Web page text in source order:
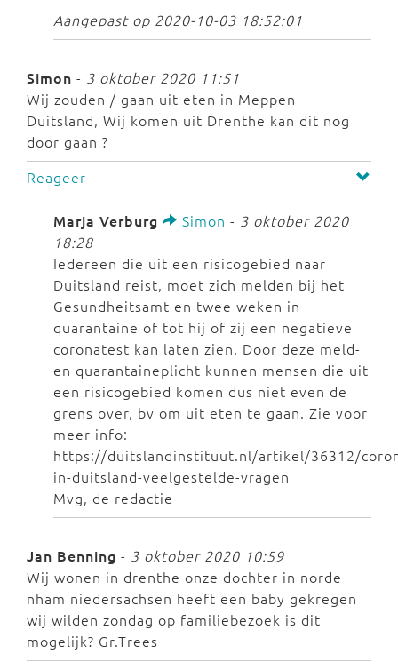
Aangepast op 2020-10-03 18:52:01
Simon - 3 oktober 2020 11:51
Wij zouden / gaan uit eten in Meppen
Duitsland, Wij komen uit Drenthe kan dit nog
door gaan ?
Reageer
Marja Verburg Simon - 3 oktober 2020
18:28
Iedereen die uit een risicogebied naar
Duitsland reist, moet zich melden bij het
Gesundheitsamt en twee weken in
quarantaine of tot hij of zij een negatieve
coronatest kan laten zien. Door deze meld-
en quarantaineplicht kunnen mensen die uit
een risicogebied komen dus niet even de
grens over, bv om uit eten te gaan. Zie voor
meer info:
https://duitslandinstituut.nl/artikel/36312/
in-duitsland-veelgestelde-vragen
Mvg, de redactie
Jan Benning - 3 oktober 2020 10:59
Wij wonen in drenthe onze dochter in norde
nham niedersachsen heeft een baby gekregen
wij wilden zondag op familiebezoek is dit
mogelijk? Gr.Trees